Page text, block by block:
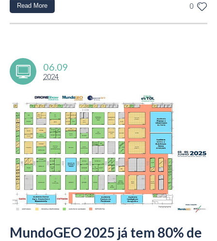
0
Read More
06.09
2024
MundoGEO 2025 já tem 80% de